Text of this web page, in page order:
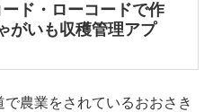
ド・ローコードで作
がいも収穫管理アプ
農業をされているおおさき